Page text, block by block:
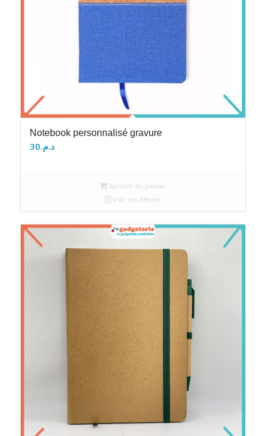
Notebook personnalisé gravure
د.م.30
Ajouter au panier
Voir les détails